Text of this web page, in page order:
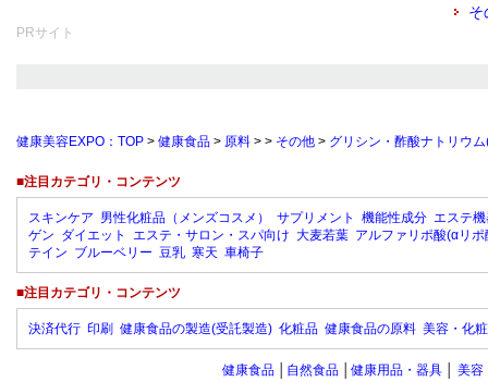
そ
PRサイト
健康美容EXPO：TOP > 健康食品 > 原料 > > その他 > グリシン・酢酸ナトリウ
■注目カテゴリ・コンテンツ
スキンケア 男性化粧品（メンズコスメ） サプリメント 機能性成分 エステ
ゲン ダイエット エステ・サロン・スパ向け 大麦若葉 アルファリポ酸(αリポ
テイン ブルーベリー 豆乳 寒天 車椅子
■注目カテゴリ・コンテンツ
決済代行 印刷 健康食品の製造(受託製造) 化粧品 健康食品の原料 美容・化
健康食品 自然食品 健康用品・器具 美容